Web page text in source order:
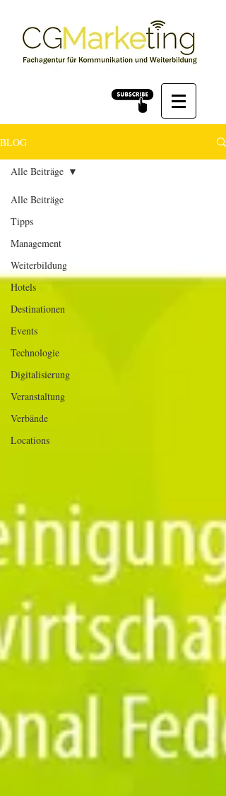
BLOG
Alle Beiträge
Tipps
Management
Weiterbildung
Hotels
Destinationen
Events
Technologie
Digitalisierung
Veranstaltung
Verbände
Locations
Alle Beiträge